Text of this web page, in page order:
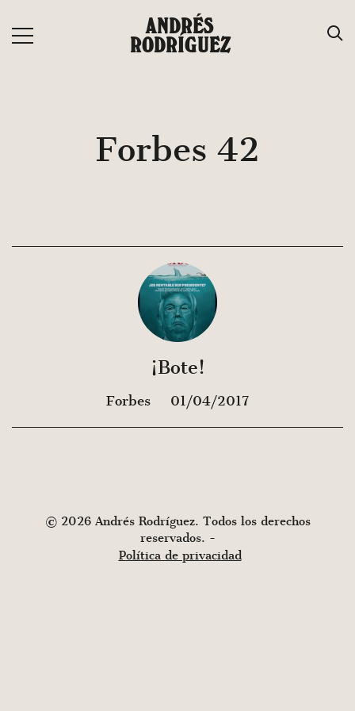
contenido
ANDRÉS
RODRÍGUEZ
Forbes 42
¡Bote!
Forbes 01/04/2017
© 2026 Andrés Rodríguez. Todos los derechos
reservados. -
Política de privacidad